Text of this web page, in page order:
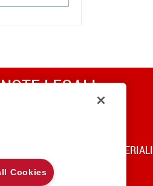
NOTE LEGALI
CODICE DI UTILIZZO DEI MATERIALI
Cookies